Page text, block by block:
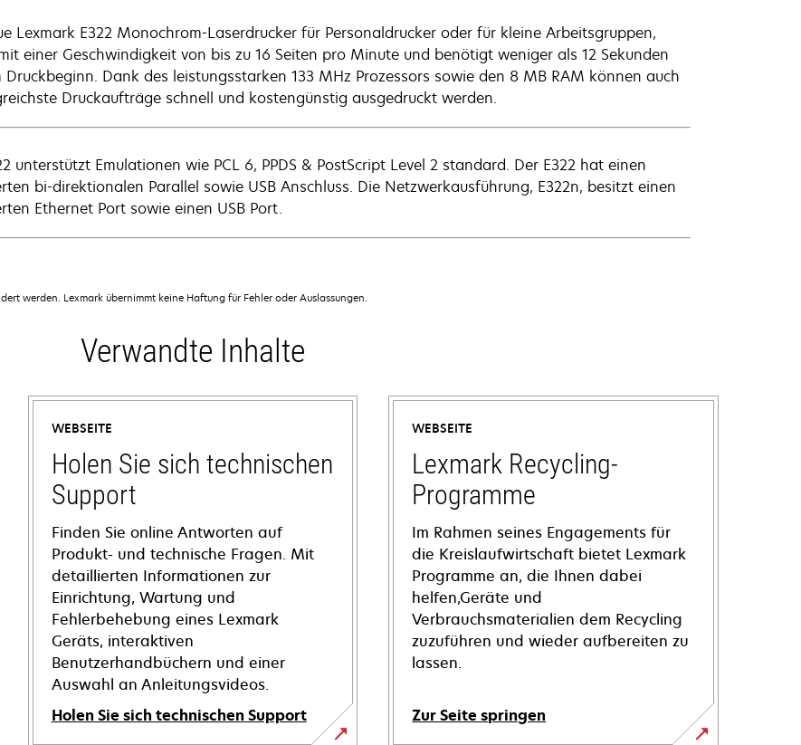
Lexmark E322 Monochrom-Laserdrucker für Personaldrucker oder für kleine Arbeitsgruppen,
einer Geschwindigkeit von bis zu 16 Seiten pro Minute und benötigt weniger als 12 Sekunden
Druckbeginn. Dank des leistungsstarken 133 MHz Prozessors sowie den 8 MB RAM können auch
Druckaufträge schnell und kostengünstig ausgedruckt werden.
unterstützt Emulationen wie PCL 6, PPDS & PostScript Level 2 standard. Der E322 hat einen
bi-direktionalen Parallel sowie USB Anschluss. Die Netzwerkausführung, E322n, besitzt einen
Ethernet Port sowie einen USB Port.
werden. Lexmark übernimmt keine Haftung für Fehler oder Auslassungen.
Verwandte Inhalte
WEBSEITE
Holen Sie sich technischen
Support
Finden Sie online Antworten auf
Produkt- und technische Fragen. Mit
detaillierten Informationen zur
Einrichtung, Wartung und
Fehlerbehebung eines Lexmark
Geräts, interaktiven
Benutzerhandbüchern und einer
Auswahl an Anleitungsvideos.
Holen Sie sich technischen Support
WEBSEITE
Lexmark Recycling-
Programme
Im Rahmen seines Engagements für
die Kreislaufwirtschaft bietet Lexmark
Programme an, die Ihnen dabei
helfen,Geräte und
Verbrauchsmaterialien dem Recycling
zuzuführen und wieder aufbereiten zu
lassen.
Zur Seite springen